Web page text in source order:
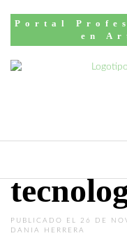
Portal
en
Inicio Artículos
Icolor,
PUBLICADO EL 26 DE
DANIA HERRERA